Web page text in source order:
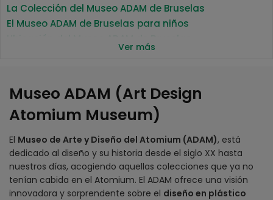
La Colección del Museo ADAM de Bruselas
El Museo ADAM de Bruselas para niños
Precio Colección Temporal
Horario
Ver más
Museo ADAM (Art Design
Atomium Museum)
El Museo de Arte y Diseño del Atomium (ADAM), está
dedicado al diseño y su historia desde el siglo XX hasta
nuestros días, acogiendo aquellas colecciones que ya no
tenían cabida en el Atomium. El ADAM ofrece una visión
innovadora y sorprendente sobre el diseño en plástico